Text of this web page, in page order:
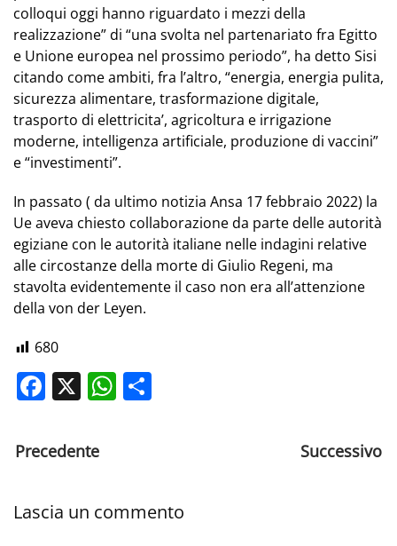
colloqui oggi hanno riguardato i mezzi della
realizzazione” di “una svolta nel partenariato fra Egitto
e Unione europea nel prossimo periodo”, ha detto Sisi
citando come ambiti, fra l’altro, “energia, energia pulita,
sicurezza alimentare, trasformazione digitale,
trasporto di elettricita’, agricoltura e irrigazione
moderne, intelligenza artificiale, produzione di vaccini”
e “investimenti”.
In passato ( da ultimo notizia Ansa 17 febbraio 2022) la
Ue aveva chiesto collaborazione da parte delle autorità
egiziane con le autorità italiane nelle indagini relative
alle circostanze della morte di Giulio Regeni, ma
stavolta evidentemente il caso non era all’attenzione
della von der Leyen.
680
Facebook
X WhatsApp
Precedente Successivo
Lascia un commento